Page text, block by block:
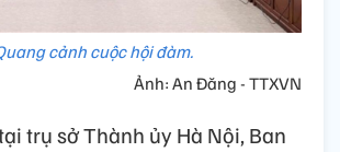
cảnh cuộc hội đàm.
Ảnh: An Đăng - TTXVN
trụ sở Thành ủy Hà Nội, Ban